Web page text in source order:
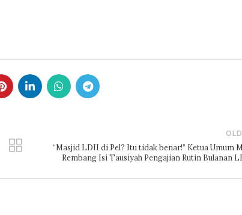
“Masjid LDII di Pel? Itu tidak benar!” Ketua Umum
Rembang Isi Tausiyah Pengajian Rutin Bulanan